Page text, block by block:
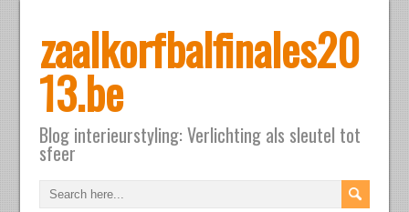
zaalkorfbalfinales20
13.be
Blog interieurstyling: Verlichting als sleutel tot
sfeer